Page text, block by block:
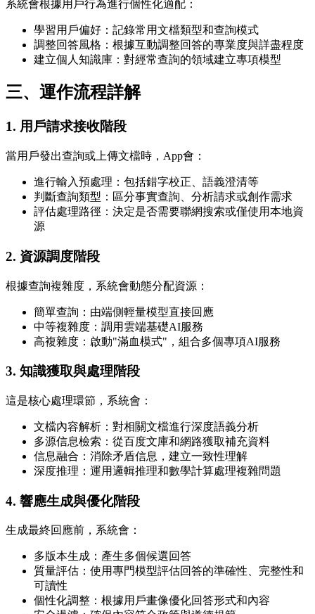
系統會根據用戶行為進行個性化適配：
學習用戶偏好：記錄常用文檔類型和查詢模式
調整回答風格：根據互動調整回答的專業度與詳盡程度
建立個人知識庫：對經常查詢的領域建立專項模型
三、運作流程詳解
1. 用戶請求接收階段
當用戶發出查詢或上傳文檔時，App會：
進行輸入預處理：包括錯字校正、語義澄清等
判斷查詢類型：區分事實查詢、分析請求或創作需求
評估處理路徑：決定是否需要聯網搜索或僅使用本地資
源
2. 資源調度階段
根據查詢複雜度，系統會動態分配資源：
簡單查詢：由端側輕量模型直接回應
中等複雜度：調用雲端基礎AI服務
高複雜度：啟動"滿血模式"，組合多個專項AI服務
3. 知識獲取與處理階段
這是核心處理環節，系統會：
文檔內容解析：對相關文檔進行深度語義分析
多源信息檢索：從百度文庫和網路獲取補充資料
信息融合：消除矛盾信息，建立一致性理解
深度推理：運用邏輯推理和數學計算處理複雜問題
4. 響應生成與優化階段
生成最終回應前，系統會：
多版本生成：產生多個候選回答
質量評估：使用專門模型評估回答的準確性、完整性和
可讀性
個性化調整：根據用戶畫像優化回答形式和內容